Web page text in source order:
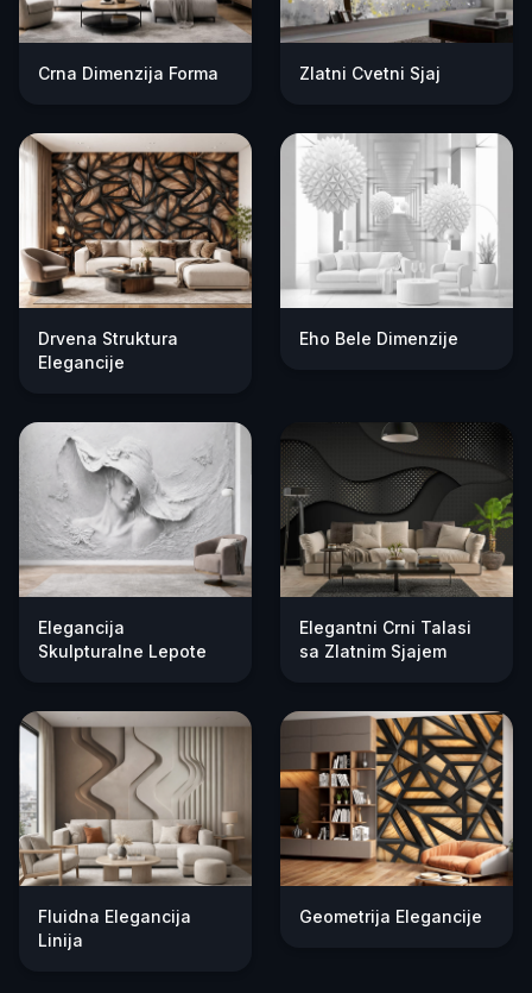
Crna Dimenzija Forma Zlatni Cvetni Sjaj
Drvena Struktura
Elegancije
Eho Bele Dimenzije
Elegancija
Skulpturalne Lepote
Elegantni Crni Talasi
sa Zlatnim Sjajem
Fluidna Elegancija
Linija
Geometrija Elegancije